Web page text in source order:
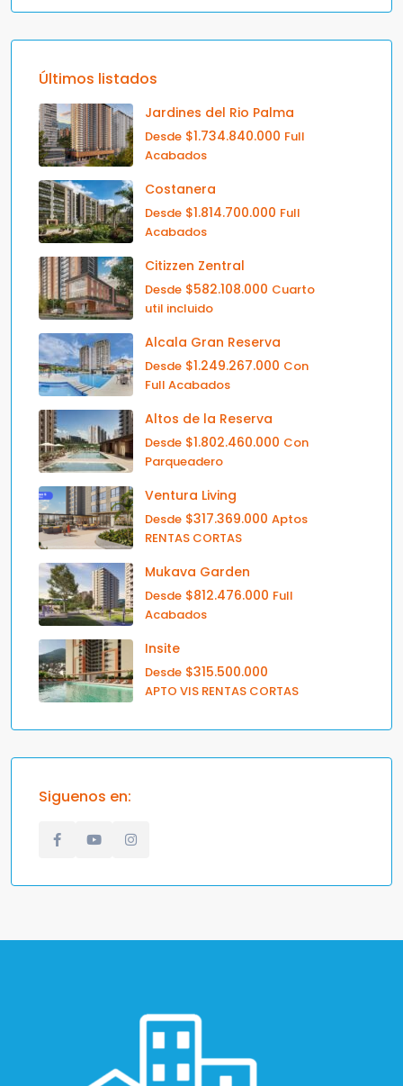
Últimos listados
Jardines del Rio Palma
Desde $1.734.840.000 Full
Acabados
Costanera
Desde $1.814.700.000 Full
Acabados
Citizzen Zentral
Desde $582.108.000 Cuarto
util incluido
Alcala Gran Reserva
Desde $1.249.267.000 Con
Full Acabados
Altos de la Reserva
Desde $1.802.460.000 Con
Parqueadero
Ventura Living
Desde $317.369.000 Aptos
RENTAS CORTAS
Mukava Garden
Desde $812.476.000 Full
Acabados
Insite
Desde $315.500.000
APTO VIS RENTAS CORTAS
Siguenos en: